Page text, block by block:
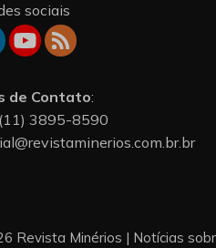
sociais
de Contato:
3895-8590
Revista Minérios | Notícias